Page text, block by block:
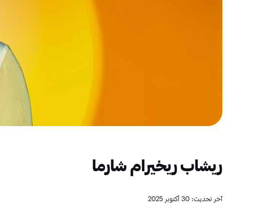
ريشاب ريخيرام شارما
آخر تحديث: 30 أكتوبر 2025